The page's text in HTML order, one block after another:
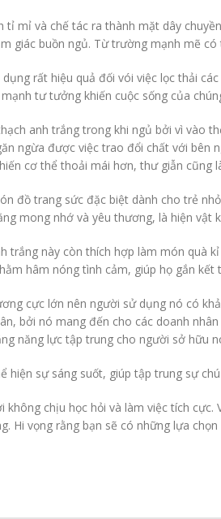
mỉ và chế tác ra thành mặt dây
giác buồn ngủ. Từ trường mạnh mẽ
rất hiệu quả đối vói việc lọc thải
tư tưởng khiến cuộc sống của
anh trắng trong khi ngủ bởi vì vào
ngừa được việc trao đổi chất với
cơ thể thoải mái hơn, thư giẫn cũng
đồ trang sức đặc biệt dành cho trẻ
mong nhớ và yêu thương, là hiện vật
trắng này còn thích hợp làm món
hâm nóng tình cảm, giúp họ gắn
cực lớn nên người sử dụng nó có
bởi nó mang đến cho các doanh
năng lực tập trung cho người sở hữu
hiện sự sáng suốt, giúp tập trung sự
chịu học hỏi và làm việc tích
Hi vọng rằng bạn sẽ có những lựa